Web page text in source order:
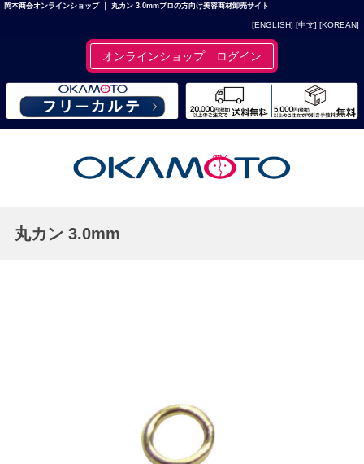
岡本商会オンラインショップ ｜ 丸カン 3.0mmプロの方向け美容商材卸売サイト
[ENGLISH] [中文] [KOREAN]
オンラインショップ ログイン
丸カン 3.0mm